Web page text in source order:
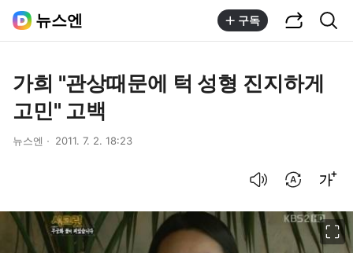
뉴스엔 구독
가희 "관상때문에 턱 성형 진지하게
고민" 고백
뉴스엔 2011. 7. 2. 18:23